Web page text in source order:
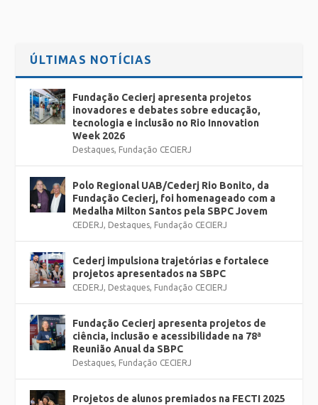
ÚLTIMAS NOTÍCIAS
Fundação Cecierj apresenta projetos
inovadores e debates sobre educação,
tecnologia e inclusão no Rio Innovation
Week 2026
Destaques, Fundação CECIERJ
Polo Regional UAB/Cederj Rio Bonito, da
Fundação Cecierj, foi homenageado com a
Medalha Milton Santos pela SBPC Jovem
CEDERJ, Destaques, Fundação CECIERJ
Cederj impulsiona trajetórias e fortalece
projetos apresentados na SBPC
CEDERJ, Destaques, Fundação CECIERJ
Fundação Cecierj apresenta projetos de
ciência, inclusão e acessibilidade na 78ª
Reunião Anual da SBPC
Destaques, Fundação CECIERJ
Projetos de alunos premiados na FECTI 2025